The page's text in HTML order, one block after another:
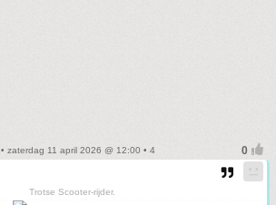
• zaterdag 11 april 2026 @ 12:00 • 4
Trotse Scooter-rijder.